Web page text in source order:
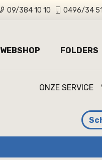
09/384 10 10 0496/34
WEBSHOP FOLDERS
ONZE SERVICE